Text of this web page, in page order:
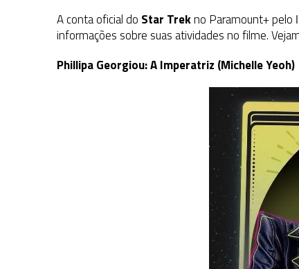
A conta oficial do Star Trekno Paramount+ pelo
informações sobre suas atividades no filme.
Phillipa Georgiou: A Imperatriz (Michelle Yeoh)